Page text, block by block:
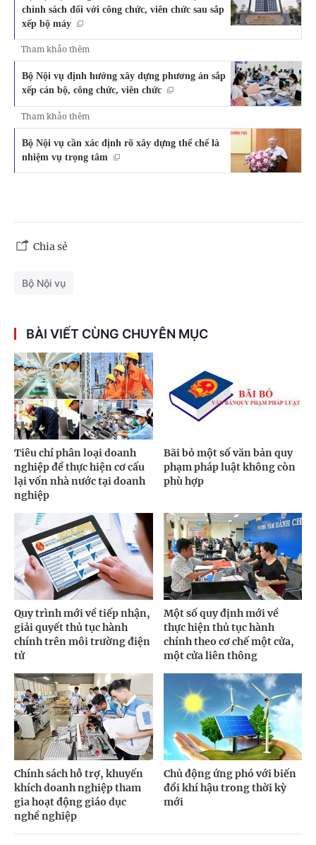
chính sách đối với công chức, viên chức sau sắp
xếp bộ máy
Tham khảo thêm
Bộ Nội vụ định hướng xây dựng phương án sắp
xếp cán bộ, công chức, viên chức
Tham khảo thêm
Bộ Nội vụ cần xác định rõ xây dựng thể chế là
nhiệm vụ trọng tâm
Chia sẻ
Bộ Nội vụ
BÀI VIẾT CÙNG CHUYÊN MỤC
Tiêu chí phân loại doanh
nghiệp để thực hiện cơ cấu
lại vốn nhà nước tại doanh
nghiệp
Bãi bỏ một số văn bản quy
phạm pháp luật không còn
phù hợp
Quy trình mới về tiếp nhận,
giải quyết thủ tục hành
chính trên môi trường điện
tử
Một số quy định mới về
thực hiện thủ tục hành
chính theo cơ chế một cửa,
một cửa liên thông
Chính sách hỗ trợ, khuyến
khích doanh nghiệp tham
gia hoạt động giáo dục
nghề nghiệp
Chủ động ứng phó với biến
đổi khí hậu trong thời kỳ
mới